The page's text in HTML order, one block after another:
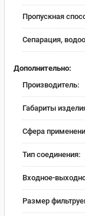
Пропускная
Сепарация,
Дополнительно:
Производитель:
Габариты
Сфера
Тип соединения:
Входное-
Размер